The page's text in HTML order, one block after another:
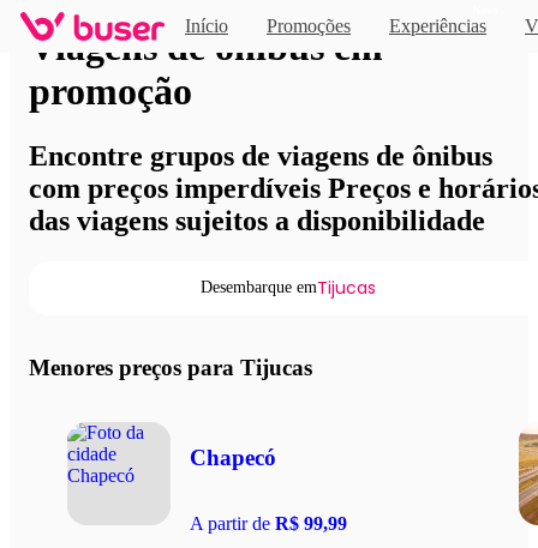
Início Promoções Experiências
Viagens de ônibus em
promoção
Encontre grupos de viagens de ônibus
com preços imperdíveis Preços e
das viagens sujeitos a disponibilidade
Desembarque emTijucas
Menores preços para Tijucas
Chapecó
A partir de R$ 99,99